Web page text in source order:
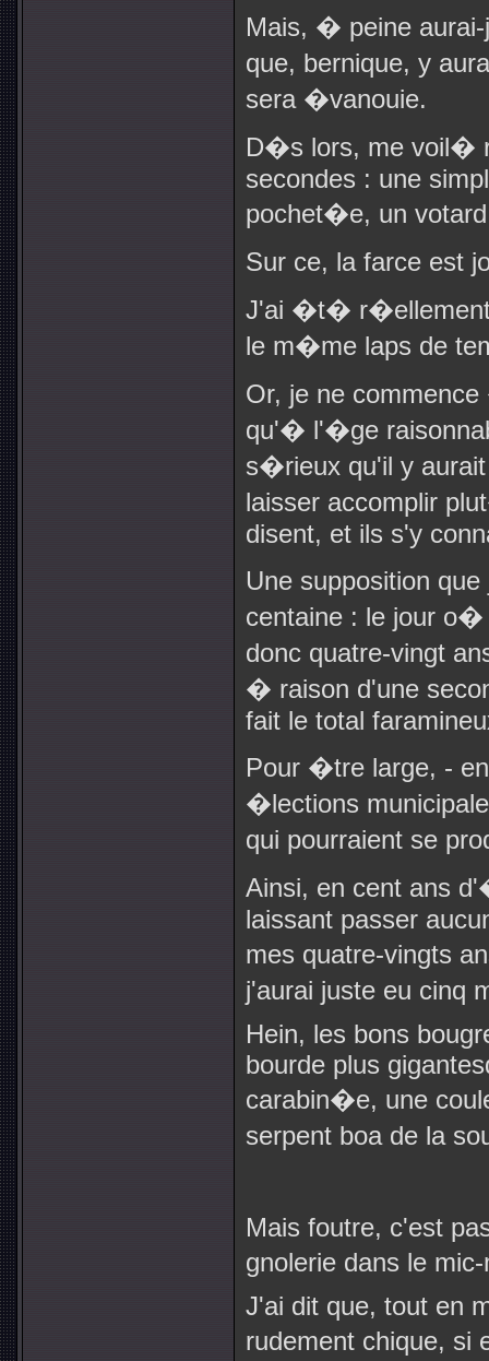
Mais, � peine
que, bernique, y
sera �vanouie.
D�s lors, me voil�
secondes : une
pochet�e, un
Sur ce, la farce est
J'ai �t� r�ellement
le m�me laps de
Or, je ne
qu'� l'�ge
s�rieux qu'il y
laisser accomplir
disent, et ils s'y
Une supposition
centaine : le jour o�
donc quatre-vingt
� raison d'une
fait le total
Pour �tre large, -
�lections
qui pourraient se
Ainsi, en cent ans
laissant passer
mes quatre-vingts
j'aurai juste eu cinq
Hein, les bons
bourde plus
carabin�e, une
serpent boa de la
Mais foutre, c'est
gnolerie dans le
J'ai dit que, tout en
rudement chique, si